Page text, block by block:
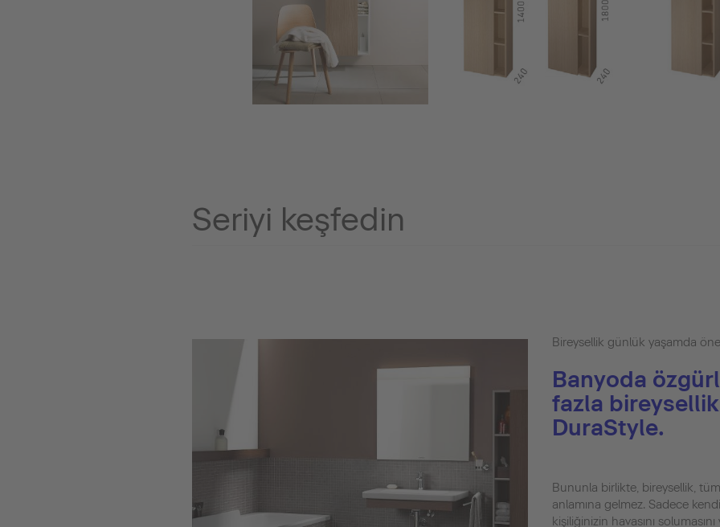
Seriyi keşfedin
Bireysellik günlük yaşamda
Banyoda
fazla
DuraStyle.
Bununla birlikte, bireysellik,
anlamına gelmez. Sadece
kişiliğinizin havasını